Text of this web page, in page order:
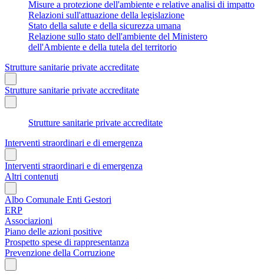
Misure a protezione dell'ambiente e relative analisi di impatto
Relazioni sull'attuazione della legislazione
Stato della salute e della sicurezza umana
Relazione sullo stato dell'ambiente del Ministero
dell'Ambiente e della tutela del territorio
Strutture sanitarie private accreditate
Strutture sanitarie private accreditate
Strutture sanitarie private accreditate
Interventi straordinari e di emergenza
Interventi straordinari e di emergenza
Altri contenuti
Albo Comunale Enti Gestori
ERP
Associazioni
Piano delle azioni positive
Prospetto spese di rappresentanza
Prevenzione della Corruzione